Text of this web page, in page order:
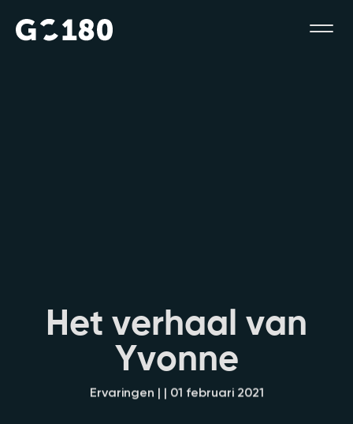
Het verhaal van
Yvonne
Ervaringen | | 01 februari 2021